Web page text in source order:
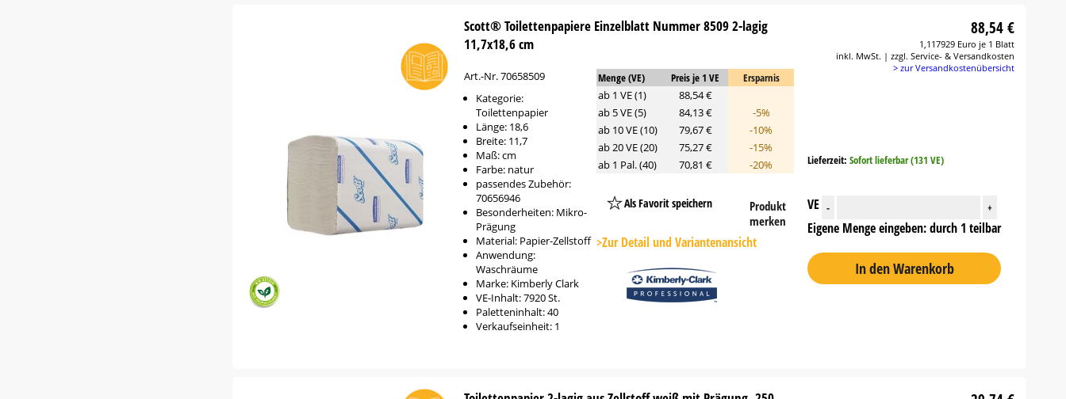
Scott® Toilettenpapiere Einzelblatt Nummer 8509 2-lagig
11,7x18,6 cm
Art.-Nr. 70658509
Kategorie:
Toilettenpapier
Länge: 18,6
Breite: 11,7
Maß: cm
Farbe: natur
passendes Zubehör:
70656946
Besonderheiten: Mikro-
Prägung
Material: Papier-Zellstoff
Anwendung:
Waschräume
Marke: Kimberly Clark
VE-Inhalt: 7920 St.
Paletteninhalt: 40
Verkaufseinheit: 1
Menge (VE) Preis je 1 VE
Ersparnis
ab 1 VE (1)
88,54 €
ab 5 VE (5)
84,13 €
-5%
ab 10 VE (10)
79,67 €
-10%
ab 20 VE (20)
75,27 €
-15%
ab 1 Pal. (40)
70,81 € -20%
Als Favorit speichern
Button
Produkt
merken
>Zur Detail und Variantenansicht
88,54 €
1,117929 Euro je 1 Blatt
inkl. MwSt. | zzgl. Service- & Versandkosten
> zur Versandkostenübersicht
Lieferzeit:Sofort lieferbar (131 VE)
VE - +
Eigene Menge eingeben: durch 1 teilbar
In den Warenkorb